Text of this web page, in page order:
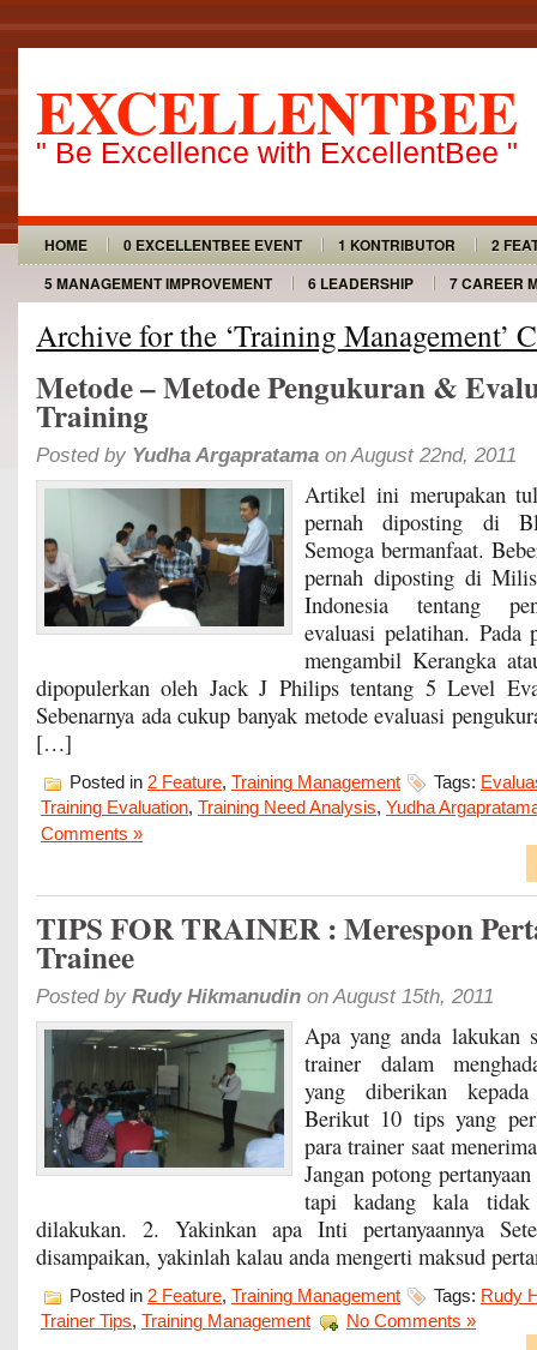
EXCELLENTBEE
" Be Excellence with ExcellentBee "
HOME 0 EXCELLENTBEE EVENT 1 KONTRIBUTOR
2
5 MANAGEMENT IMPROVEMENT
6 LEADERSHIP 7 CAREER
Archive for the ‘Training Management’
Metode – Metode Pengukuran &
Training
Posted by Yudha Argapratama on August 22nd, 2011
Artikel ini merupakan
pernah diposting di
Semoga bermanfaat.
pernah diposting di
Indonesia tentang
evaluasi pelatihan. Pada
mengambil Kerangka
dipopulerkan oleh Jack J Philips tentang 5 Level
Sebenarnya ada cukup banyak metode evaluasi
[…]
Posted in 2 Feature, Training Management Tags:
Training Evaluation, Training Need Analysis, Yudha
Comments »
TIPS FOR TRAINER : Merespon
Trainee
Posted by Rudy Hikmanudin on August 15th, 2011
Apa yang anda lakukan
trainer dalam
yang diberikan
Berikut 10 tips yang
para trainer saat
Jangan potong
tapi kadang kala
dilakukan. 2. Yakinkan apa Inti pertanyaannya
disampaikan, yakinlah kalau anda mengerti maksud
Posted in 2 Feature, Training Management Tags: Rudy
Trainer Tips, Training Management No Comments »